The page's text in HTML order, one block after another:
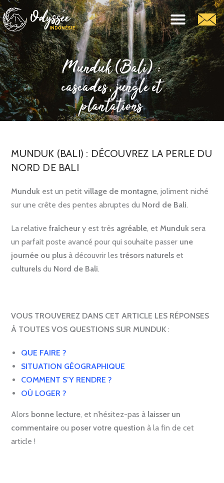
Munduk (Bali) :
cascades, jungle et
plantations
MUNDUK (BALI) : DÉCOUVREZ LA PERLE DU
NORD DE BALI
Munduk est un petitvillage de montagne, joliment niché
sur une crête des pentes abruptes du Nord de Bali.
La relativefraîcheur y est très agréable, etMunduk sera
un parfait poste avancé pour qui souhaite passer une
journée ou plus à découvrir lestrésors naturels et
culturels du Nord de Bali.
VOUS TROUVEREZ DANS CET ARTICLE LES RÉPONSES
À TOUTES VOS QUESTIONS SUR MUNDUK:
QUE FAIRE ?
SITUATION GÉOGRAPHIQUE
COMMENT S’Y RENDRE ?
OÙ LOGER ?
Alors bonne lecture, et n’hésitez-pas à laisser un
commentaire ou poser votre question à la fin de cet
article !